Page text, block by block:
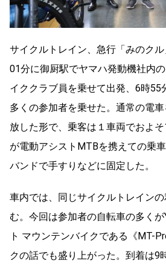
サイクルトレイン、急行「みのク
01分に御厨駅でヤマハ発動機社内
イククラブ員を乗せて出発、6時55
多くの参加者を乗せた。通常の電
放した形で、乗客は１車両でおよ
が電動アシストMTBを携えての乗
バンドで手すりなどに固定した。
車内では、同じサイクルトレイン
む。今回は参加者の自転車の多くが
ト マウンテンバイクである《MT-
クの話でも盛り上がった。到着は9